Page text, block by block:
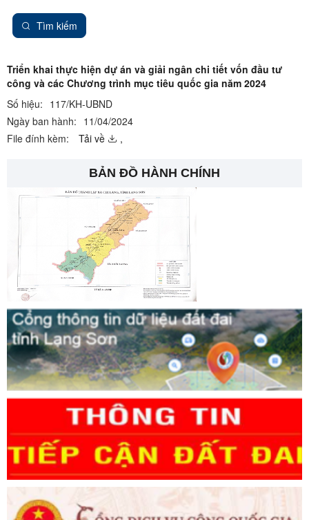
Tìm kiếm
Triển khai thực hiện dự án và giải ngân chi tiết vốn đầu tư
công và các Chương trình mục tiêu quốc gia năm 2024
Số hiệu: 117/KH-UBND
Ngày ban hành: 11/04/2024
File đính kèm:
Tải về ,
BẢN ĐỒ HÀNH CHÍNH